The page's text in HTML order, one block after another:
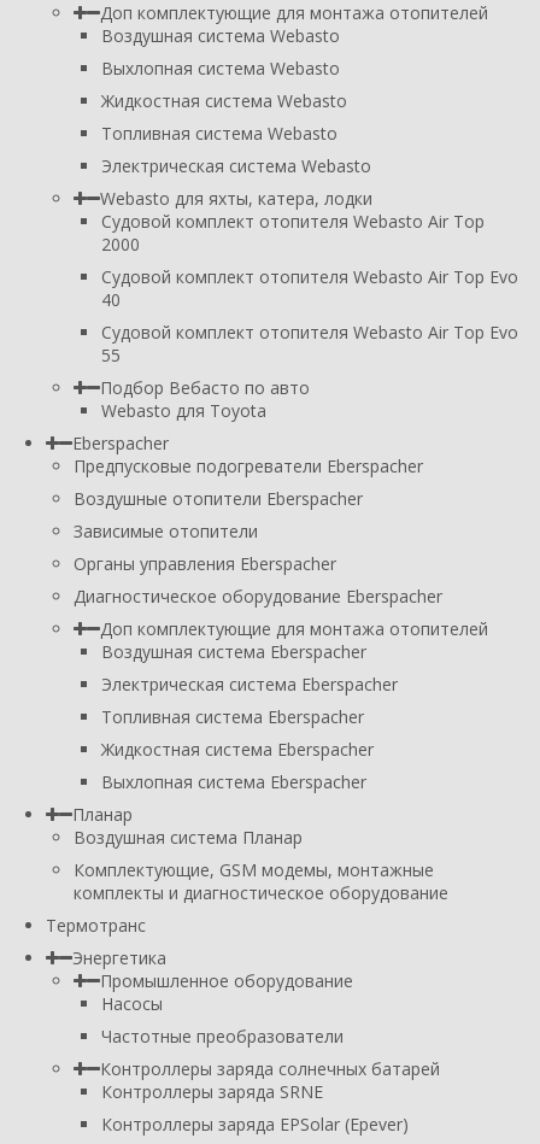
Доп комплектующие для монтажа отопителей
Воздушная система Webasto
Выхлопная система Webasto
Жидкостная система Webasto
Топливная система Webasto
Электрическая система Webasto
Webasto для яхты, катера, лодки
Судовой комплект отопителя Webasto Air Top
2000
Судовой комплект отопителя Webasto Air Top Evo
40
Судовой комплект отопителя Webasto Air Top Evo
55
Подбор Вебасто по авто
Webasto для Toyota
Eberspacher
Предпусковые подогреватели Eberspacher
Воздушные отопители Eberspacher
Зависимые отопители
Органы управления Eberspacher
Диагностическое оборудование Eberspacher
Доп комплектующие для монтажа отопителей
Воздушная система Eberspacher
Электрическая система Eberspacher
Топливная система Eberspacher
Жидкостная система Eberspacher
Выхлопная система Eberspacher
Планар
Воздушная система Планар
Комплектующие, GSM модемы, монтажные
комплекты и диагностическое оборудование
Термотранс
Энергетика
Промышленное оборудование
Насосы
Частотные преобразователи
Контроллеры заряда солнечных батарей
Контроллеры заряда SRNE
Контроллеры заряда EPSolar (Epever)